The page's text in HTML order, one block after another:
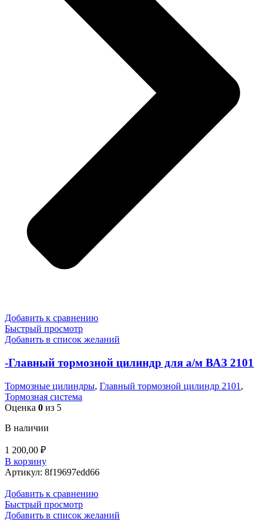
Добавить к сравнению
Быстрый просмотр
Добавить в список желаний
-Главный тормозной цилиндр для а/м ВАЗ 2101
Тормозные цилиндры, Главный тормозной цилиндр 2101 ,
Тормозная система
Оценка 0 из 5
В наличии
1 200,00 ₽
В корзину
Артикул: 8f19697edd66
Добавить к сравнению
Быстрый просмотр
Добавить в список желаний